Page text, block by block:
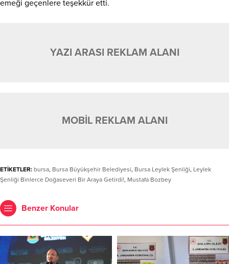
emeği geçenlere teşekkür etti.
YAZI ARASI REKLAM ALANI
MOBİL REKLAM ALANI
ETİKETLER: bursa, Bursa Büyükşehir Belediyesi, Bursa Leylek Şenliği, Leylek
Şenliği Binlerce Doğaseveri Bir Araya Getirdi!, Mustafa Bozbey
Benzer Konular